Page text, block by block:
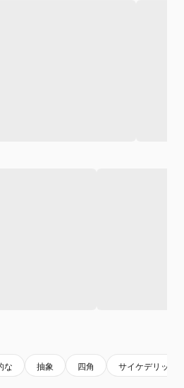
な 抽象 四角 サイケデリック